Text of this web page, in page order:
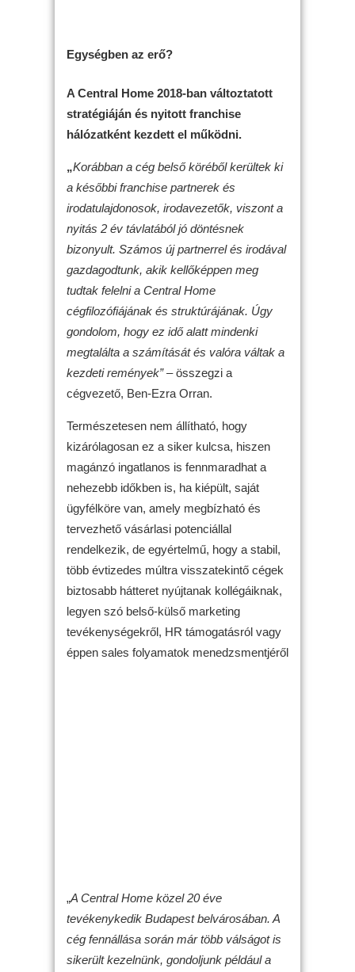
Egységben az erő?
A Central Home 2018-ban változtatott
stratégiáján és nyitott franchise
hálózatként kezdett el működni.
„Korábban a cég belső köréből kerültek ki
a későbbi franchise partnerek és
irodatulajdonosok, irodavezetők, viszont a
nyitás 2 év távlatából jó döntésnek
bizonyult. Számos új partnerrel és irodával
gazdagodtunk, akik kellőképpen meg
tudtak felelni a Central Home
cégfilozófiájának és struktúrájának. Úgy
gondolom, hogy ez idő alatt mindenki
megtalálta a számítását és valóra váltak a
kezdeti remények”– összegzi a
cégvezető, Ben-Ezra Orran.
Természetesen nem állítható, hogy
kizárólagosan ez a siker kulcsa, hiszen
magánzó ingatlanos is fennmaradhat a
nehezebb időkben is, ha kiépült, saját
ügyfélköre van, amely megbízható és
tervezhető vásárlasi potenciállal
rendelkezik, de egyértelmű, hogy a stabil,
több évtizedes múltra visszatekintő cégek
biztosabb hátteret nyújtanak kollégáiknak,
legyen szó belső-külső marketing
tevékenységekről, HR támogatásról vagy
éppen sales folyamatok menedzsmentjéről
„A Central Home közel 20 éve
tevékenykedik Budapest belvárosában. A
cég fennállása során már több válságot is
sikerült kezelnünk, gondoljunk például a